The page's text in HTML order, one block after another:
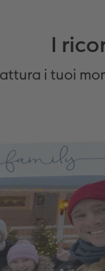
I
i tuoi